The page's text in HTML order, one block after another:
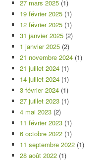
27 mars 2025 (1)
19 février 2025 (1)
12 février 2025 (1)
31 janvier 2025 (2)
1 janvier 2025 (2)
21 novembre 2024 (1)
21 juillet 2024 (1)
14 juillet 2024 (1)
3 février 2024 (1)
27 juillet 2023 (1)
4 mai 2023 (2)
11 février 2023 (1)
6 octobre 2022 (1)
11 septembre 2022 (1)
28 août 2022 (1)